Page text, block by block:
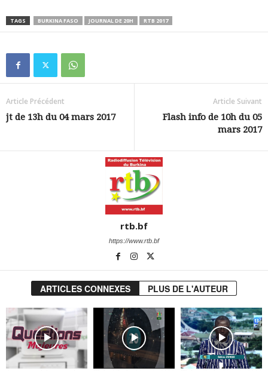
TAGS BURKINA FASO JOURNAL DE 20H RTB 2017
Article Précédent
jt de 13h du 04 mars 2017
Article Suivant
Flash info de 10h du 05
mars 2017
rtb.bf
https://www.rtb.bf
ARTICLES CONNEXES PLUS DE L'AUTEUR